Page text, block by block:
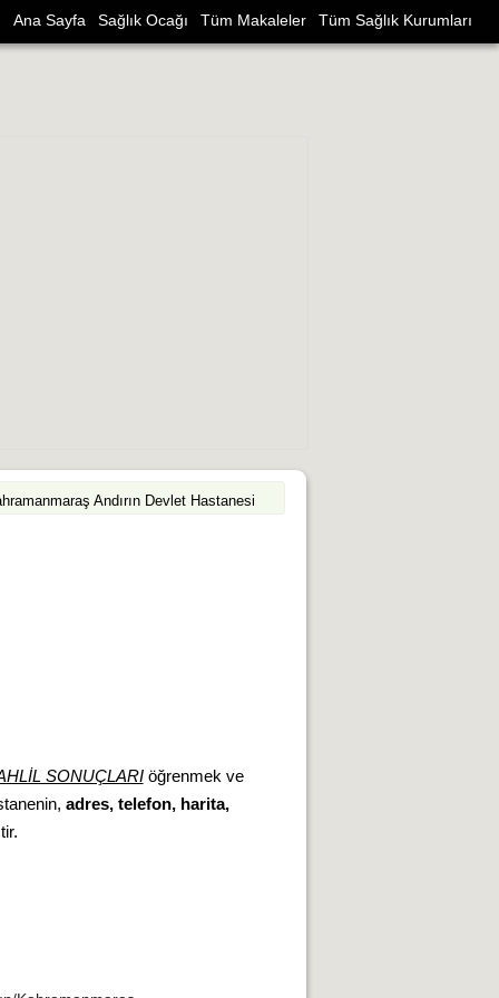
Ana Sayfa Sağlık Ocağı Tüm Makaleler Tüm Sağlık Kurumları
Andırın Devlet Hastanesi
SONUÇLARIöğrenmek ve
adres, telefon, harita,